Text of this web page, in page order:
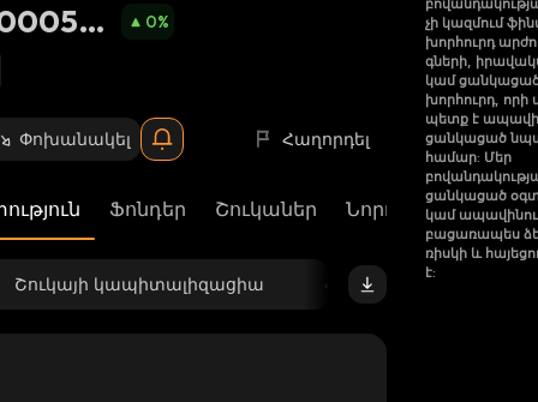
0%
Փոխանակել Հաղորդել
Ֆոնդեր Շուկաներ Նորություններ
Շուկայի կապիտալիզացիա Հասանելի առաջարկ
չի կազմում
խորհուրդ
գների,
կամ ցանկացած
խորհուրդ, որի
պետք է
ցանկացած
համար: Մեր
ցանկացած
կամ
բացառապես
ռիսկի և
է: